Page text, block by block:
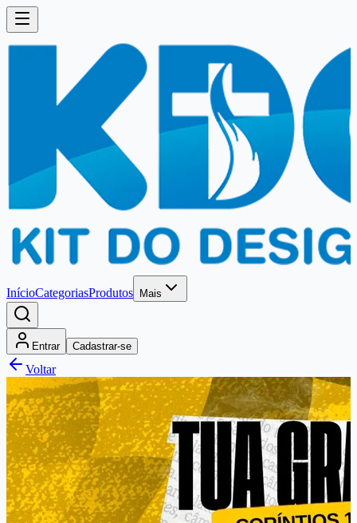
InícioCategoriasProdutos Mais
Entrar Cadastrar-se
Voltar